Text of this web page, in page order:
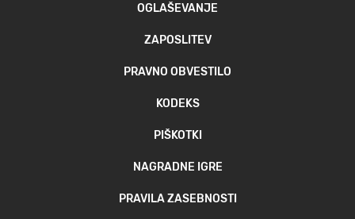
OGLAŠEVANJE
ZAPOSLITEV
PRAVNO OBVESTILO
KODEKS
PIŠKOTKI
NAGRADNE IGRE
PRAVILA ZASEBNOSTI